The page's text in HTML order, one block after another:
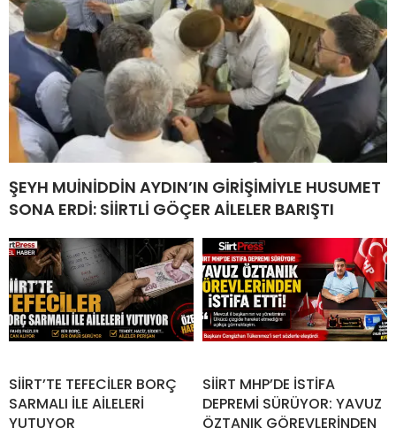
ŞEYH MUİNİDDİN AYDIN’IN GİRİŞİMİYLE HUSUMET
SONA ERDİ: SİİRTLİ GÖÇER AİLELER BARIŞTI
SİİRT’TE TEFECİLER BORÇ
SARMALI İLE AİLELERİ
YUTUYOR
SİİRT MHP’DE İSTİFA
DEPREMİ SÜRÜYOR: YAVUZ
ÖZTANIK GÖREVLERİNDEN